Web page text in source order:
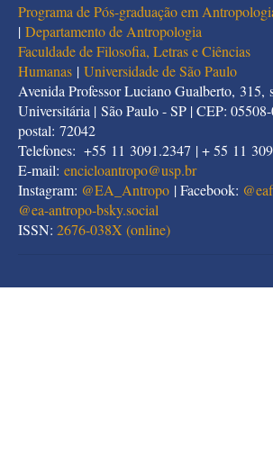
Programa de Pós-graduação em
| Departamento de Antropologia
Faculdade de Filosofia, Letras e Ciências
Humanas | Universidade de São Paulo
Avenida Professor Luciano Gualberto, 315,
Universitária | São Paulo - SP | CEP:
postal: 72042
Telefones: +55 11 3091.2347 | + 55 11
E-mail: encicloantropo@usp.br
Instagram: @EA_Antropo | Facebook:
@ea-antropo-bsky.social
ISSN: 2676-038X (online)